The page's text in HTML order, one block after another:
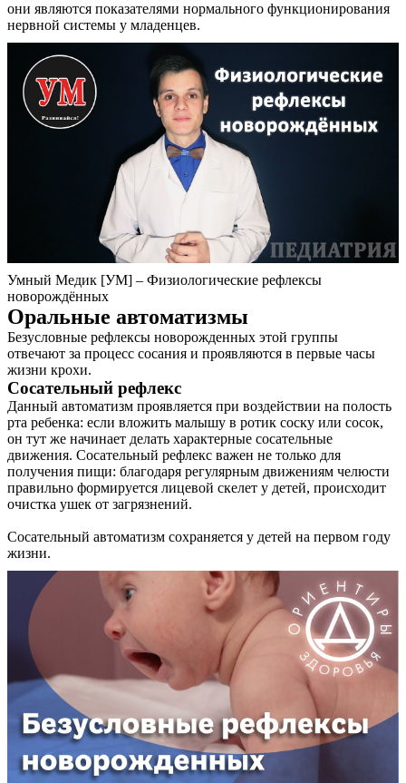
О нас
Услуги
Акции
Отзывы
они являются показателями нормального функционирования
нервной системы у младенцев.
Умный Медик [УМ] – Физиологические рефлексы
новорождённых
Оральные автоматизмы
Безусловные рефлексы новорожденных этой группы
отвечают за процесс сосания и проявляются в первые часы
жизни крохи.
Сосательный рефлекс
Данный автоматизм проявляется при воздействии на полость
рта ребенка: если вложить малышу в ротик соску или сосок,
он тут же начинает делать характерные сосательные
движения. Сосательный рефлекс важен не только для
получения пищи: благодаря регулярным движениям челюсти
правильно формируется лицевой скелет у детей, происходит
очистка ушек от загрязнений.
Сосательный автоматизм сохраняется у детей на первом году
жизни.